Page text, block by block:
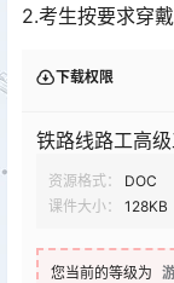
2.考生按要求穿
下载权限
铁路线路工高
资源格式：
DOC
课件大小：
128KB
您当前的等级为